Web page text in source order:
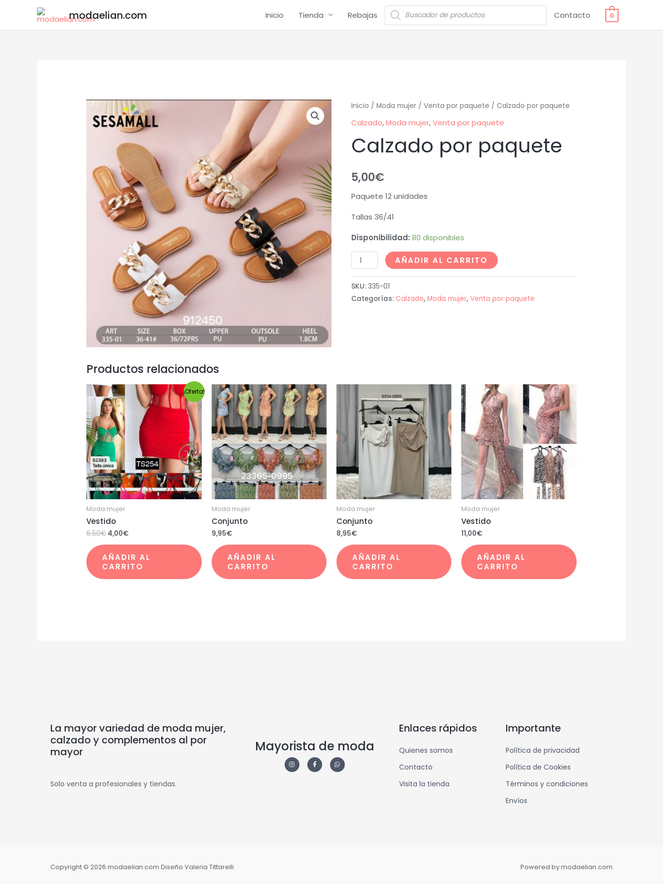
modaelian.com Inicio Tienda Rebajas Contacto 0
Inicio / Moda mujer/ Venta por paquete / Calzado por paquete
Calzado,Moda mujer,Venta por paquete
Calzado por paquete
5,00€
Paquete 12 unidades
Tallas 36/41
Disponibilidad: 80 disponibles
AÑADIR AL CARRITO
SKU: 335-01
Categorías: Calzado, Moda mujer, Venta por paquete
Productos relacionados
¡Oferta!
Moda mujer
Vestido
6,50€ 4,00€
AÑADIR AL
CARRITO
Moda mujer
Conjunto
9,95€
AÑADIR AL
CARRITO
Moda mujer
Conjunto
8,95€
AÑADIR AL
CARRITO
Moda mujer
Vestido
11,00€
AÑADIR AL
CARRITO
La mayor variedad de moda mujer,
calzado y complementos al por
mayor
Solo venta a profesionales y tiendas.
Mayorista de moda
Enlaces rápidos
Quienes somos
Contacto
Visita la tienda
Importante
Política de privacidad
Política de Cookies
Términos y condiciones
Envíos
Copyright © 2026 modaelian.com Diseño Valeria Tittarelli Powered by modaelian.com